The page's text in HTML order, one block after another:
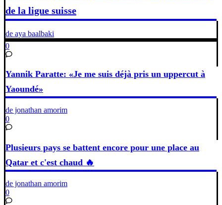
de la ligue suisse
de aya baalbaki
0
Yannik Paratte: «Je me suis déjà pris un uppercut à
Yaoundé»
de jonathan amorim
0
Plusieurs pays se battent encore pour une place au
Qatar et c'est chaud 🔥
de jonathan amorim
0